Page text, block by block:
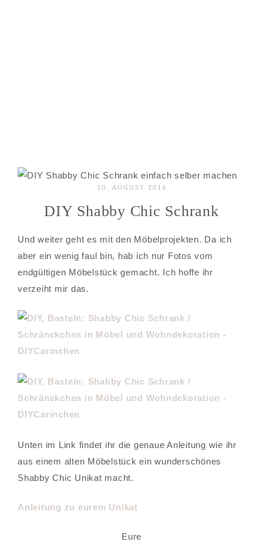
10. AUGUST 2016
DIY Shabby Chic Schrank
Und weiter geht es mit den Möbelprojekten. Da ich
aber ein wenig faul bin, hab ich nur Fotos vom
endgültigen Möbelstück gemacht. Ich hoffe ihr
verzeiht mir das.
Unten im Link findet ihr die genaue Anleitung wie ihr
aus einem alten Möbelstück ein wunderschönes
Shabby Chic Unikat macht.
Anleitung zu eurem Unikat
Eure